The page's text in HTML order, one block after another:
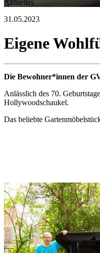
Aktuelles
31.05.2023
Eigene
Die Bewohner*innen der
Anlässlich des 70.
Hollywoodschaukel.
Das beliebte